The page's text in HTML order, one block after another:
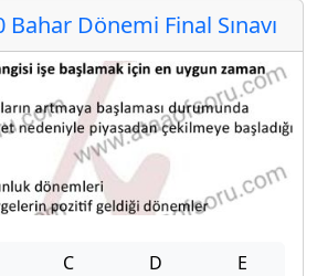
Dönemi Final Sınavı
C D E